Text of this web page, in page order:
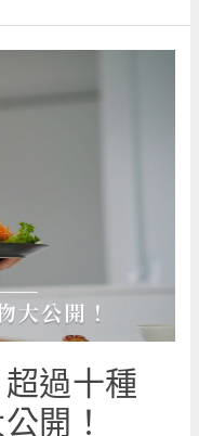
過十種
開！